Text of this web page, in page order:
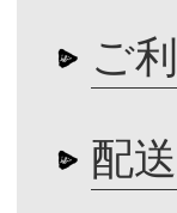
ご
配